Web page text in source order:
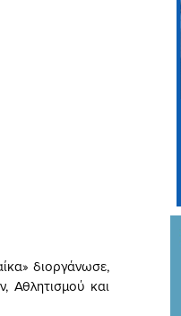
διοργάνωσε,
Αθλητισμού και